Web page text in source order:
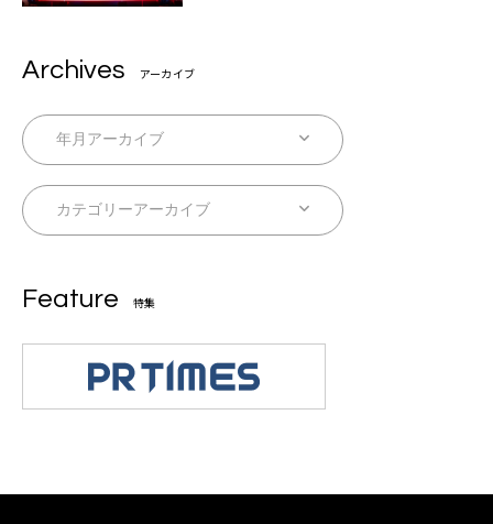
Archives アーカイブ
Feature 特集